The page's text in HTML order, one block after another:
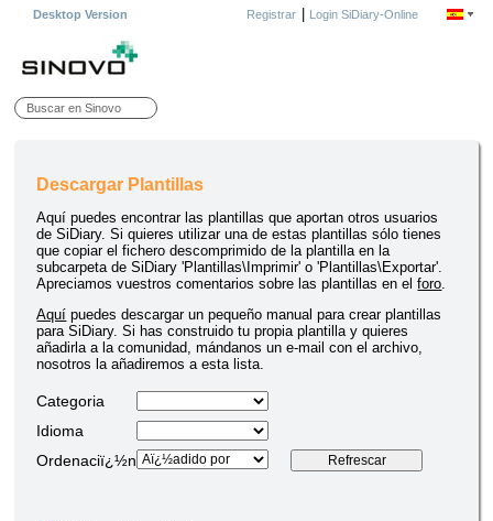
Desktop Version Registrar| Login SiDiary-Online
Descargar Plantillas
Aquí puedes encontrar las plantillas que aportan otros usuarios
de SiDiary. Si quieres utilizar una de estas plantillas sólo tienes
que copiar el fichero descomprimido de la plantilla en la
subcarpeta de SiDiary 'Plantillas\Imprimir' o 'Plantillas\Exportar'.
Apreciamos vuestros comentarios sobre las plantillas en elforo
Aquí puedes descargar un pequeño manual para crear plantillas
para SiDiary. Si has construido tu propia plantilla y quieres
añadirla a la comunidad, mándanos un e-mail con el archivo,
nosotros la añadiremos a esta lista.
Categoria
Idioma
Ordenaciï¿½n